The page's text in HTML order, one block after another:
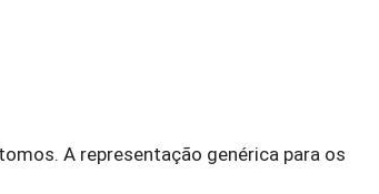
A representação genérica para os